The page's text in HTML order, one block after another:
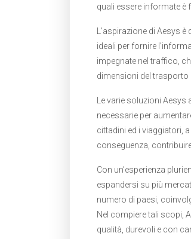
quali essere informate è
L’aspirazione di Aesys
ideali per fornire
impegnate nel traffico,
dimensioni del trasporto
Le varie soluzioni
necessarie per
cittadini ed i viaggiatori,
conseguenza,
Con un’esperienza
espandersi su più
numero di paesi,
Nel compiere tali scopi,
qualità, durevoli e con